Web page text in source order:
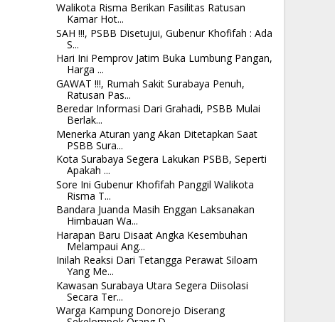
Walikota Risma Berikan Fasilitas Ratusan
Kamar Hot...
SAH !!!, PSBB Disetujui, Gubenur Khofifah : Ada
S...
Hari Ini Pemprov Jatim Buka Lumbung Pangan,
Harga ...
GAWAT !!!, Rumah Sakit Surabaya Penuh,
Ratusan Pas...
Beredar Informasi Dari Grahadi, PSBB Mulai
Berlak...
Menerka Aturan yang Akan Ditetapkan Saat
PSBB Sura...
Kota Surabaya Segera Lakukan PSBB, Seperti
Apakah ...
Sore Ini Gubenur Khofifah Panggil Walikota
Risma T...
Bandara Juanda Masih Enggan Laksanakan
Himbauan Wa...
Harapan Baru Disaat Angka Kesembuhan
Melampaui Ang...
Inilah Reaksi Dari Tetangga Perawat Siloam
Yang Me...
Kawasan Surabaya Utara Segera Diisolasi
Secara Ter...
Warga Kampung Donorejo Diserang